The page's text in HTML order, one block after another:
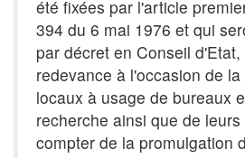
été fixées par l'article
394 du 6 mai 1976 et qui
par décret en Conseil
redevance à l'occasion de
locaux à usage de bureaux
recherche ainsi que de
compter de la promulgation